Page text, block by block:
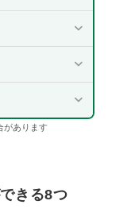
きの5つのコツ
確にしておく
謄本・財産目
年の調停件数
があります
きる8つ